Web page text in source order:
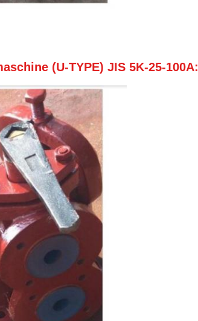
(U-TYPE) JIS 5K-25-100A: